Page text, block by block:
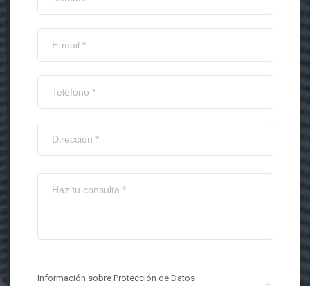
Información sobre Protección de Datos